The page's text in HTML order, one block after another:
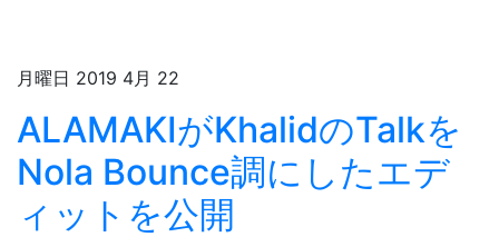
月曜日 2019 4月 22
ALAMAKIがKhalidのTalkを
Nola Bounce調にしたエデ
ィットを公開